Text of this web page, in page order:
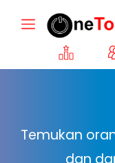
Temukan
dan